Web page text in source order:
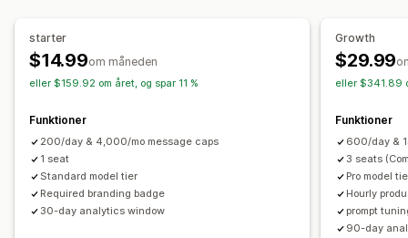
Analyser
Klikrater
Konverteringsrater
starter
$14.99om måneden
eller $159.92 om året, og spar 11 %
Funktioner
200/day & 4,000/mo message caps
1 seat
Standard model tier
Required branding badge
30-day analytics window
Growth
$29.99
eller $341.89
Funktioner
600/day &
3 seats
Pro model
Hourly
prompt
90-day